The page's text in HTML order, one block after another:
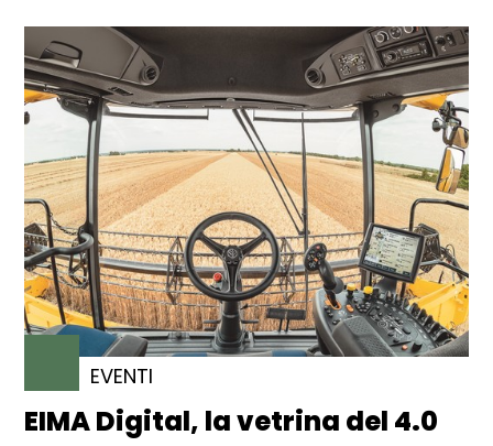
EVENTI
EIMA Digital, la vetrina del 4.0